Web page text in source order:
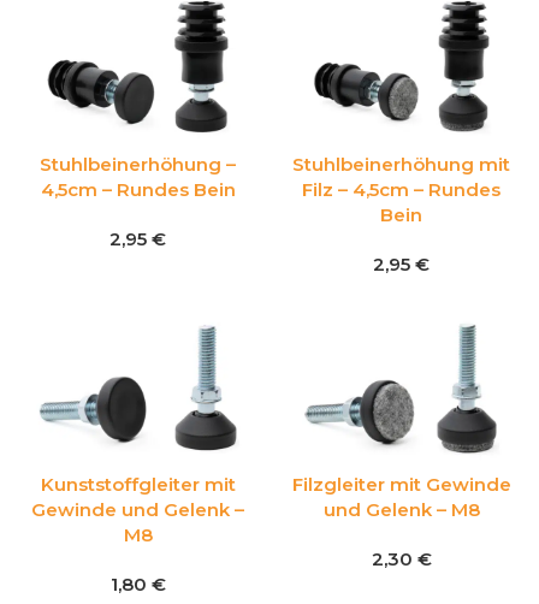
Stuhlbeinerhöhung –
4,5cm – Rundes Bein
2,95 €
Stuhlbeinerhöhung mit
Filz – 4,5cm – Rundes
Bein
2,95 €
Kunststoffgleiter mit
Gewinde und Gelenk –
M8
1,80 €
Filzgleiter mit Gewinde
und Gelenk – M8
2,30 €